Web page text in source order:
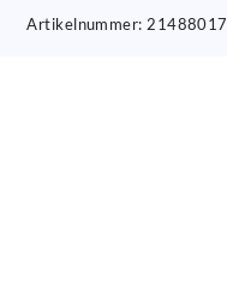
Artikelnummer: 21488017